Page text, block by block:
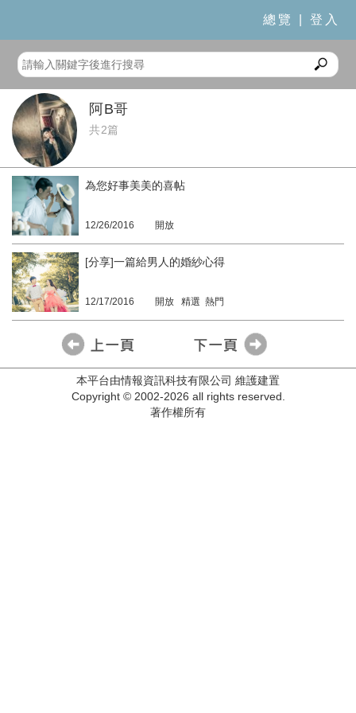
總覽 登入
阿B哥
共2篇
為您好事美美的喜帖
12/26/2016 開放
[分享]一篇給男人的婚紗心得
12/17/2016 開放 精選 熱門
本平台由情報資訊科技有限公司 維護建置
Copyright © 2002-2026 all rights reserved.
著作權所有